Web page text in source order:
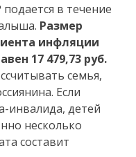
в течение
Размер
инфляции
17 479,73 руб.
семья,
Если
инвалида, детей
несколько
составит